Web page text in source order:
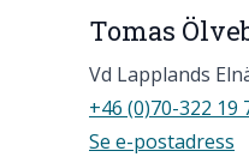
Tomas
Vd Lapplands
+46 (0)70-322 19
Se e-postadress